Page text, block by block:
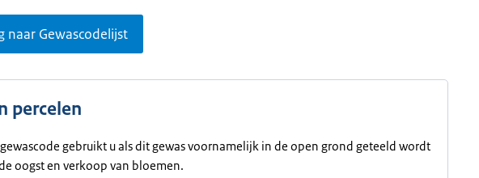
naar Gewascodelijst
percelen
gewascode gebruikt u als dit gewas voornamelijk in de open grond geteeld wordt
oogst en verkoop van bloemen.